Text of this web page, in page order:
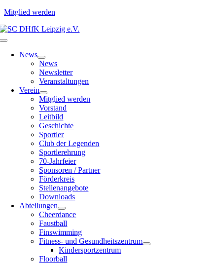
Mitglied werden
Zum
Inhalt
Toggle
NavigationNews
News
Newsletter
Veranstaltungen
Verein
Mitglied werden
Vorstand
Leitbild
Geschichte
Sportler
Club der Legenden
Sportlerehrung
70-Jahrfeier
Sponsoren / Partner
Förderkreis
Stellenangebote
Downloads
Abteilungen
Cheerdance
Faustball
Finswimming
Fitness- und Gesundheitszentrum
Kindersportzentrum
Floorball